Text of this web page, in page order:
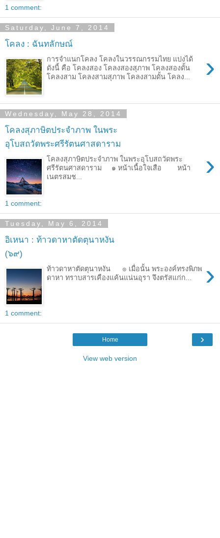
1 comment:
Saturday, June 7, 2014
โคลง : ฉันทลักษณ์
›
การจำแนกโคลง โคลงในวรรณกรรมไทย แบ่งได้
ดังนี้ คือ โคลงสอง โคลงสองสุภาพ โคลงสองดั้น
โคลงสาม โคลงสามสุภาพ โคลงสามดั้น โคลง...
Wednesday, May 28, 2014
โคลงสุภาษิตประจำภาพ ในพระ
อุโบสถวัดพระศรีรัตนศาสดาราม
›
โคลงสุภาษิตประจำภาพ ในพระอุโบสถวัดพระ
ศรีรัตนศาสดาราม ๑ หน้าเนื้อใจเสือ หน้า
เนตรสมช...
1 comment:
Tuesday, May 6, 2014
อิเหนา : ท้าวดาหาตัดตุนาหงัน
(๖๙)
›
ท้าวดาหาตัดตุนาหงัน ๏ เมื่อนั้น พระองค์ทรงพิภพ
ดาหา ทราบสารเคืองแค้นแน่นอุรา จึงตรัสแก่ก...
1 comment:
›
Home
View web version